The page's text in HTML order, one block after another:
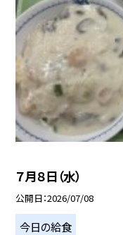
７月８日（水）
公開日 2026/07/08
今日の給食